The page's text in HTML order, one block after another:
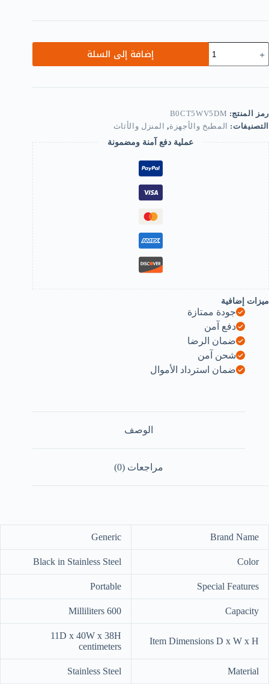
Hand
Blender
Watt
-
B0CT5WV5DM
إضافة إلى السلة
رمز المنتج: B0CT5WV5DM
التصنيفات:
المطبخ والأجهزة,
المنزل والأثاث
عملية دفع آمنة ومضمونة
ميزات إضافية
جودة ممتازة
دفع آمن
ضمان الرضا
شحن آمن
ضمان استرداد الأموال
الوصف
مراجعات (0)
Brand Name
Generic
Color
Black in Stainless Steel
Special Features
Portable
Capacity
600 Milliliters
Item Dimensions D x W x H
11D x 40W x 38H
centimeters
Material
Stainless Steel